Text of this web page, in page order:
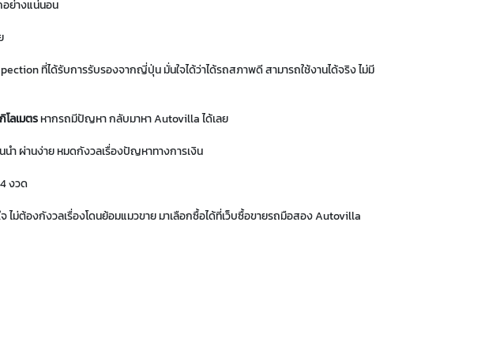
ย่างแน่นอน
ที่ได้รับการรับรองจากญี่ปุ่น มั่นใจได้ว่าได้รถสภาพดี สามารถใช้งานได้จริง ไม่มี
ลเมตรหากรถมีปัญหา กลับมาหา Autovilla ได้เลย
นำ ผ่านง่าย หมดกังวลเรื่องปัญหาทางการเงิน
งวด
ม่ต้องกังวลเรื่องโดนย้อมแมวขาย มาเลือกซื้อได้ที่เว็บซื้อขายรถมือสอง Autovilla